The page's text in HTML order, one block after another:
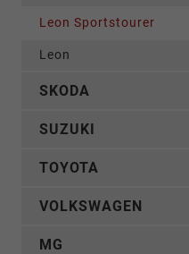
Leon Sportstourer
Leon
SKODA
SUZUKI
TOYOTA
VOLKSWAGEN
MG